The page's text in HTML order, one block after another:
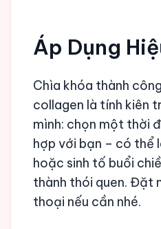
Áp Dụng
Chìa khóa thành
collagen là tính kiên
mình: chọn một thời
hợp với bạn – có thể
hoặc sinh tố buổi
thành thói quen. Đặt
thoại nếu cần nhé.